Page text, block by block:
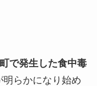
町で発生した食中毒
明らかになり始め